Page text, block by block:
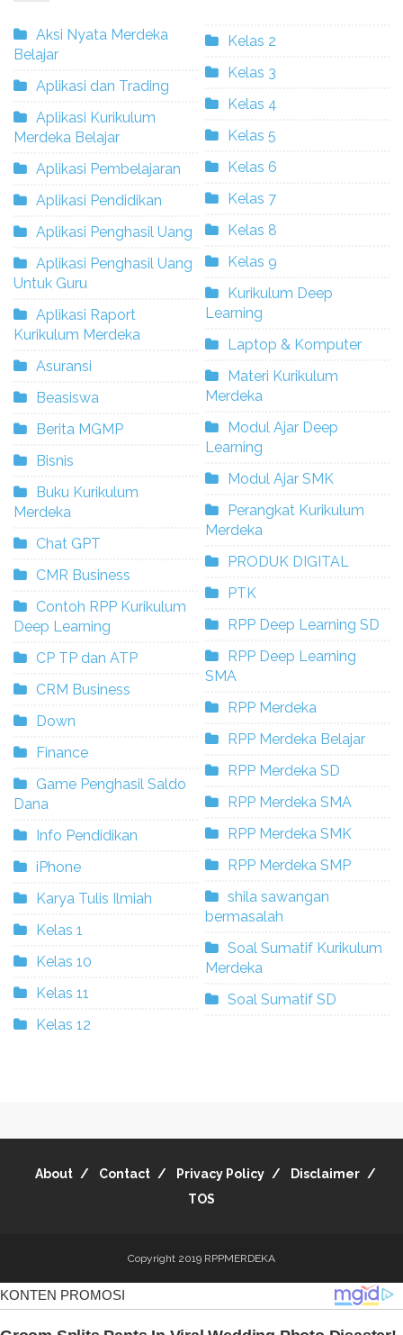
Aksi Nyata Merdeka
Belajar
Aplikasi dan Trading
Aplikasi Kurikulum
Merdeka Belajar
Aplikasi Pembelajaran
Aplikasi Pendidikan
Aplikasi Penghasil Uang
Aplikasi Penghasil Uang
Untuk Guru
Aplikasi Raport
Kurikulum Merdeka
Asuransi
Beasiswa
Berita MGMP
Bisnis
Buku Kurikulum
Merdeka
Chat GPT
CMR Business
Contoh RPP Kurikulum
Deep Learning
CP TP dan ATP
CRM Business
Down
Finance
Game Penghasil Saldo
Dana
Info Pendidikan
iPhone
Karya Tulis Ilmiah
Kelas 1
Kelas 10
Kelas 11
Kelas 12
Kelas 2
Kelas 3
Kelas 4
Kelas 5
Kelas 6
Kelas 7
Kelas 8
Kelas 9
Kurikulum Deep
Learning
Laptop & Komputer
Materi Kurikulum
Merdeka
Modul Ajar Deep
Learning
Modul Ajar SMK
Perangkat Kurikulum
Merdeka
PRODUK DIGITAL
PTK
RPP Deep Learning SD
RPP Deep Learning
SMA
RPP Merdeka
RPP Merdeka Belajar
RPP Merdeka SD
RPP Merdeka SMA
RPP Merdeka SMK
RPP Merdeka SMP
shila sawangan
bermasalah
Soal Sumatif Kurikulum
Merdeka
Soal Sumatif SD
About Contact Privacy Policy
Disclaimer
TOS
Copyright 2019 RPPMERDEKA